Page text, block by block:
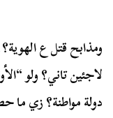
ومذابح قتل ع
لاجئين تاني؟ ولو
دولة مواطنة؟ زي ما